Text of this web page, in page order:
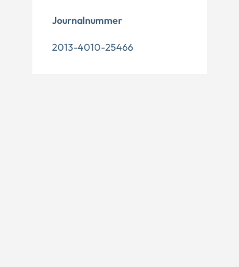
Journalnummer
2013-4010-25466